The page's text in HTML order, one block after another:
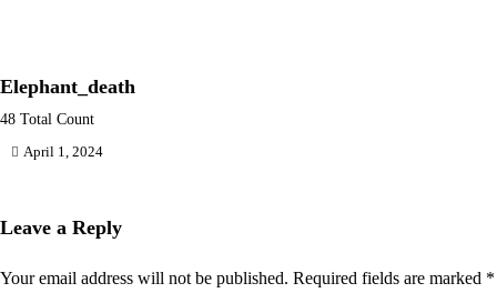
Elephant_death
48 Total Count
April 1, 2024
Leave a Reply
Your email address will not be published. Required fields are marked *